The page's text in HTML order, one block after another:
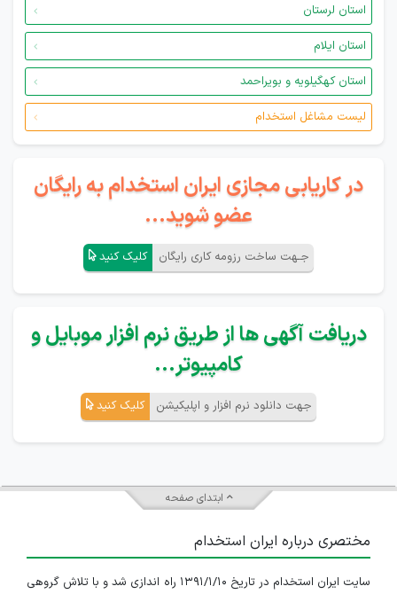
استان لرستان
استان ایلام
استان کهگیلویه و بویراحمد
لیست مشاغل استخدام
در کاریابی مجازی ایران استخدام به رایگان
عضو شوید...
جـهت ساخت رزومه کاری رایگان کلیک کنید
دریافت آگهی ها از طریق نرم افزار موبایل و
کامپیوتر...
جهت دانلود نرم افزار و اپلیکیشن کلیک کنید
ابتدای صفحه
مختصری درباره ایران استخدام
سایت ایران استخدام در تاریخ ۱۳۹۱/۱/۱۰ راه اندازی شد و با تلاش گروهی